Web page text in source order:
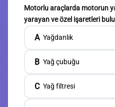
Motorlu araçlarda motorun
yarayan ve özel işaretleri
A Yağdanlık
B Yağ çubuğu
C Yağ filtresi